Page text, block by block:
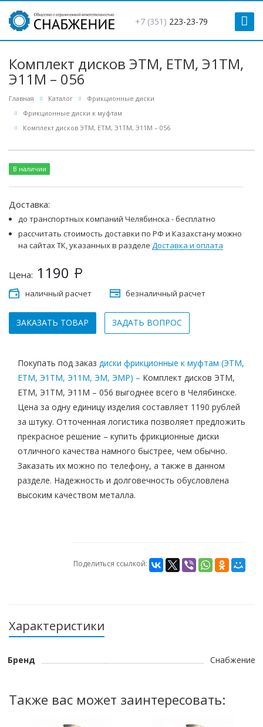
+7 (351) 223-23-79
Комплект дисков ЭТМ, ЕТМ, Э1ТМ,
Э11М – 056
Главная Каталог
Фрикционные диски
Фрикционные диски к муфтам
Комплект дисков ЭТМ, ЕТМ, Э1ТМ, Э11М – 056
В наличии
Доставка:
до транспортных компаний Челябинска - бесплатно
рассчитать стоимость доставки по РФ и Казахстану можно
на сайтах ТК, указанных в разделе Доставка и оплата
Цена: 1190 Р
наличный расчет безналичный расчет
ЗАКАЗАТЬ ТОВАР ЗАДАТЬ ВОПРОС
Покупать под заказ диски фрикционные к муфтам (ЭТМ,
ЕТМ, Э1ТМ, Э11М, ЭМ, ЭМР) – Комплект дисков ЭТМ,
ЕТМ, Э1ТМ, Э11М – 056 выгоднее всего в Челябинске.
Цена за одну единицу изделия составляет 1190 рублей
за штуку. Отточенная логистика позволяет предложить
прекрасное решение – купить фрикционные диски
отличного качества намного быстрее, чем обычно.
Заказать их можно по телефону, а также в данном
разделе. Надежность и долговечность обусловлена
высоким качеством металла.
Поделиться ссылкой:
Характеристики
Бренд Снабжение
Также вас может заинтересовать: